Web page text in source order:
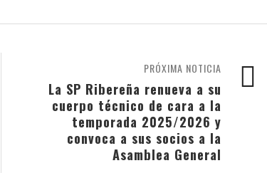
PRÓXIMA NOTICIA
La SP Ribereña renueva a su
cuerpo técnico de cara a la
temporada 2025/2026 y
convoca a sus socios a la
Asamblea General